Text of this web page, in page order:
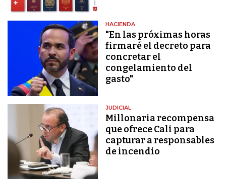
HACIENDA
"En las próximas horas
firmaré el decreto para
concretar el
congelamiento del
gasto"
JUDICIAL
Millonaria recompensa
que ofrece Cali para
capturar a responsables
de incendio